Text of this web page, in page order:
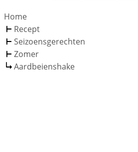
Home
Recept
Seizoensgerechten
Zomer
Aardbeienshake